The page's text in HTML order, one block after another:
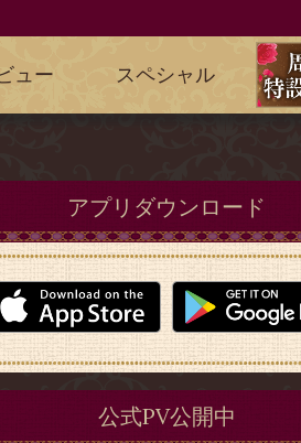
ュー スペシャル
アプリダウンロード
公式PV公開中